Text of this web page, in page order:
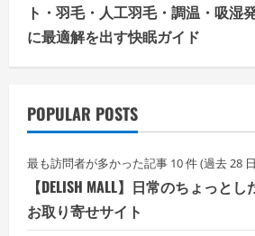
ト・羽毛・人工羽毛・調温・吸湿
に最適解を出す快眠ガイド
POPULAR POSTS
最も訪問者が多かった記事 10 件 (過去 28
【DELISH MALL】日常のちょっと
お取り寄せサイト